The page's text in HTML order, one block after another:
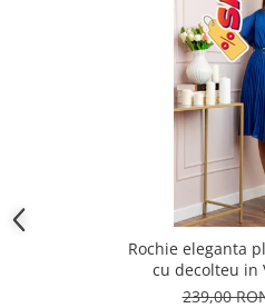
Rochie eleganta
cu decolteu in
239,00